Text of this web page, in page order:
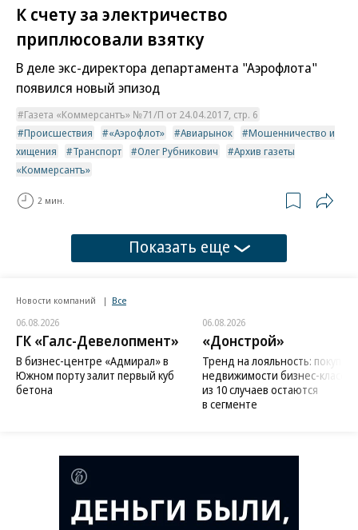
К счету за электричество
приплюсовали взятку
В деле экс-директора департамента "Аэрофлота"
появился новый эпизод
Газета «Коммерсантъ» №71/П от 24.04.2017, стр. 6
Происшествия
«Аэрофлот» Авиарынок
Мошенничество и
хищения
Транспорт Олег Рубникович
Архив газеты
«Коммерсантъ»
2 мин.
Показать еще
Новости компаний Все
06.08.2026
ГК «Галс-Девелопмент»
В бизнес-центре «Адмирал» в
Южном порту залит первый куб
бетона
06.08.2026
«Донстрой»
Тренд на лояльность:
недвижимости бизнес-класса
из 10 случаев остаются
в сегменте